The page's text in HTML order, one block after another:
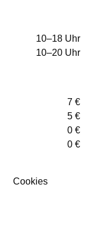
10–18 Uhr
10–20 Uhr
7 €
5 €
0 €
0 €
Cookies